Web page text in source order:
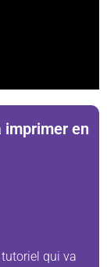
imprimer en
qui va